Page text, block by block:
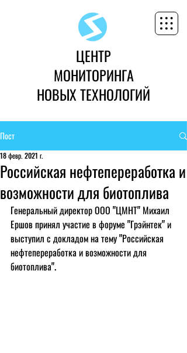
ЦЕНТР
МОНИТОРИНГА
НОВЫХ ТЕХНОЛОГИЙ
Пост
Российская нефтепереработка и
возможности для биотоплива
18 февр. 2021 г.
Генеральный директор ООО "ЦМНТ" Михаил
Ершов принял участие в форуме "Грэйнтек" и
выступил с докладом на тему "Российская
нефтепереработка и возможности для
биотоплива".